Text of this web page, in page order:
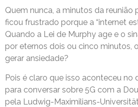
Quem nunca, a minutos da reunião
ficou frustrado porque a “internet
Quando a Lei de Murphy age e o
por eternos dois ou cinco minutos,
gerar ansiedade?
Pois é claro que isso aconteceu no
para conversar sobre 5G com a
pela Ludwig-Maximilians-